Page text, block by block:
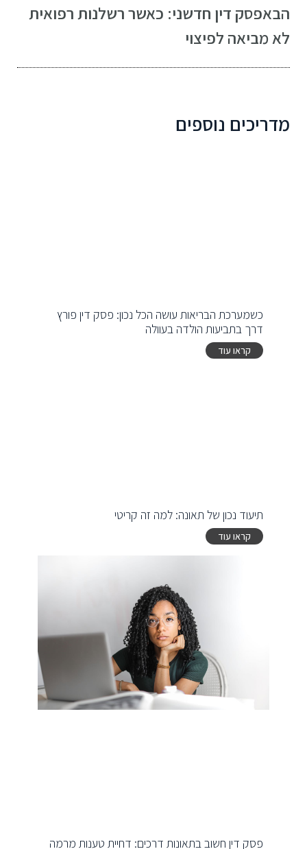
הבאפסק דין חדשני: כאשר רשלנות רפואית
לא מביאה לפיצוי
מדריכים נוספים
כשמערכת הבריאות עושה הכל נכון: פסק דין פורץ
דרך בתביעות הולדה בעוולה
קראו עוד
תיעוד נכון של תאונה: למה זה קריטי
קראו עוד
פסק דין חשוב בתאונות דרכים: דחיית טענות מרמה